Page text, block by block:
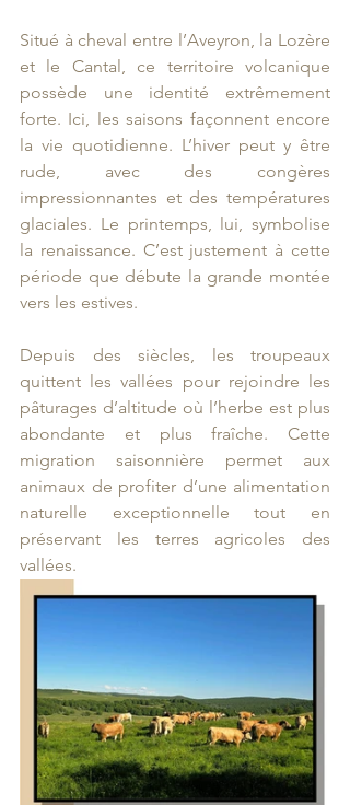
Situé à cheval entre l’Aveyron, la Lozère
et le Cantal, ce territoire volcanique
possède une identité extrêmement
forte. Ici, les saisons façonnent encore
la vie quotidienne. L’hiver peut y être
rude, avec des congères
impressionnantes et des températures
glaciales. Le printemps, lui, symbolise
la renaissance. C’est justement à cette
période que débute la grande montée
vers les estives.
Depuis des siècles, les troupeaux
quittent les vallées pour rejoindre les
pâturages d’altitude où l’herbe est plus
abondante et plus fraîche. Cette
migration saisonnière permet aux
animaux de profiter d’une alimentation
naturelle exceptionnelle tout en
préservant les terres agricoles des
vallées.